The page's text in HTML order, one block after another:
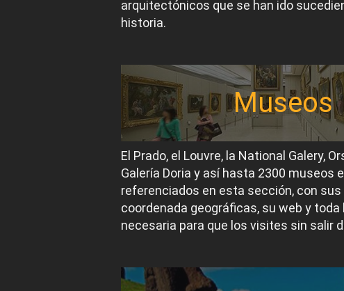
arquitectónicos que se han ido
historia.
Museos
El Prado, el Louvre, la National Galery,
Galería Doria y así hasta 2300 museos
referenciados en esta sección, con sus
coordenada geográficas, su web y
necesaria para que los visites sin salir